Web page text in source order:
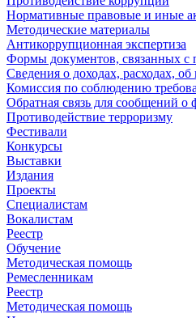
Нормативные правовые и иные
Методические материалы
Антикоррупционная экспертиза
Формы документов, связанных с
Сведения о доходах, расходах,
Комиссия по соблюдению
Обратная связь для сообщений о
Противодействие терроризму
Фестивали
Конкурсы
Выставки
Издания
Проекты
Специалистам
Вокалистам
Реестр
Обучение
Методическая помощь
Ремесленникам
Реестр
Методическая помощь